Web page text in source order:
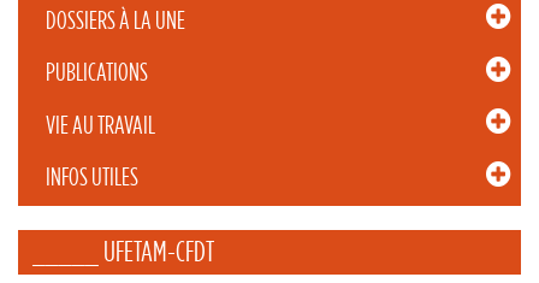
DOSSIERS À LA UNE
PUBLICATIONS
VIE AU TRAVAIL
INFOS UTILES
_____ UFETAM-CFDT